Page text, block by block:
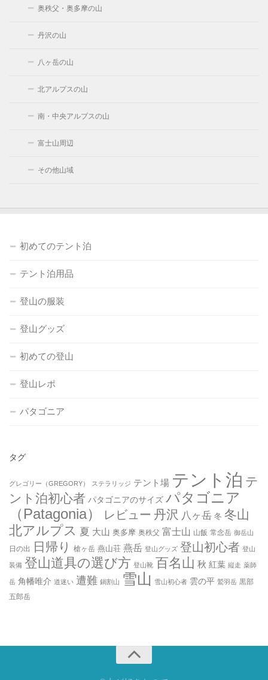
奥秩父・奥多摩の山
丹沢の山
八ヶ岳の山
北アルプスの山
南・中央アルプスの山
富士山周辺
その他山域
初めてのテント泊
テント泊用品
登山の服装
登山グッズ
初めての登山
登山レポ
パタゴニア
タグ
グレゴリー（GREGORY） ステラリッジ テント場 テント泊 テ
ント泊初心者 パタゴニアのサイズ パタゴニア
（Patagonia）
レビュー 丹沢 八ヶ岳 冬 冬山
北アルプス 夏 大山 奥多摩 奥秩父 富士山 山飯 常念岳 御岳山
日の出 日帰り 槍ヶ岳 燕山荘 燕岳 登山グッズ 登山初心者 登山
装備 登山道具の選び方 登山靴 百名山 秋 紅葉 縦走 薬師
岳 角幡唯介 道迷い 遭難 鍋割山 雪山 雪山初心者 雲の平 鷲羽岳 黒部
五郎岳